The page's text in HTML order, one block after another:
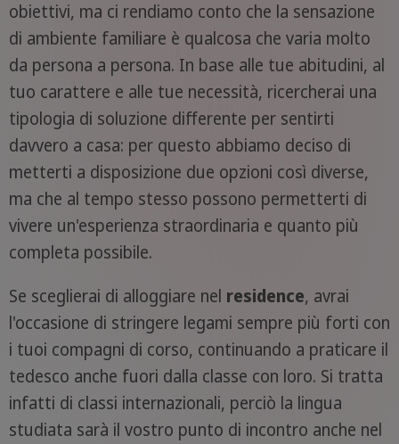
obiettivi, ma ci rendiamo conto che la sensazione
di ambiente familiare è qualcosa che varia molto
da persona a persona. In base alle tue abitudini, al
tuo carattere e alle tue necessità, ricercherai una
tipologia di soluzione differente per sentirti
davvero a casa: per questo abbiamo deciso di
metterti a disposizione due opzioni così diverse,
ma che al tempo stesso possono permetterti di
vivere un'esperienza straordinaria e quanto più
completa possibile.
Se sceglierai di alloggiare nel residence, avrai
l'occasione di stringere legami sempre più forti con
i tuoi compagni di corso, continuando a praticare il
tedesco anche fuori dalla classe con loro. Si tratta
infatti di classi internazionali, perciò la lingua
studiata sarà il vostro punto di incontro anche nel